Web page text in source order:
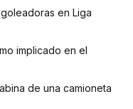
en Liga
implicado en el
de una camioneta